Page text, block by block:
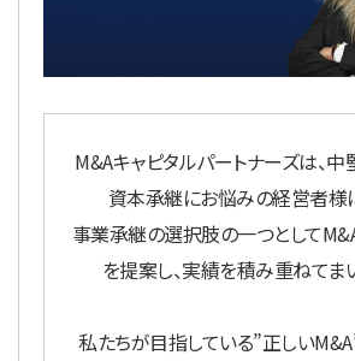
M&Aキャピタルパートナーズは、中
資本承継にお悩みの経営者様
事業承継の選択肢の一つとして
を提案し、実績を積み重ねてま
私たちが目指している”正しい